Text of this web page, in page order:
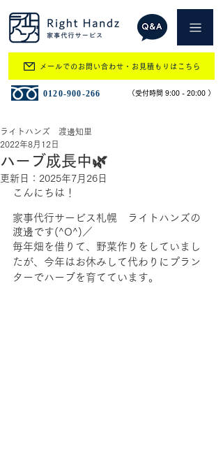
​0120-900-266 ​（受付時間 9:00 - 20:00 ）
メールでのお問い合わせ・お見積もりはこちら
ハーブ成長中🌿
ライトハンズ 渡邊知里
2022年8月12日
更新日： 2025年7月26日
こんにちは！
家事代行サービス札幌　ライトハンズの
渡邊です(^O^)／
毎年畑を借りて、野菜作りをしていまし
たが、今年はお休みして代わりにプラン
ターでハーブを育てています。